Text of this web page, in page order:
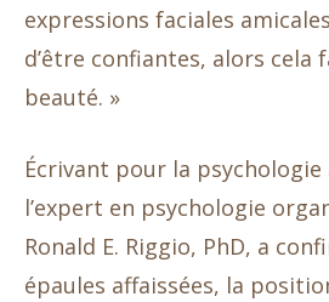
expressions faciales
d’être confiantes, alors
beauté. »
Écrivant pour la psychologie
l’expert en psychologie
Ronald E. Riggio, PhD, a
épaules affaissées, la